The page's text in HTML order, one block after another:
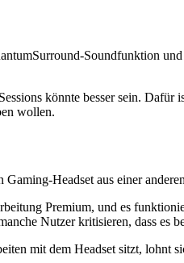
Soundfunktion
könnte besser sein. Dafür
wollen.
Headset aus einer
Premium, und es
Nutzer kritisieren, dass es
mit dem Headset sitzt, lohnt